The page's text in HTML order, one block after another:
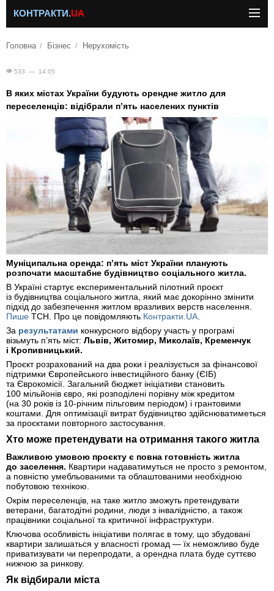
КОНТРАКТИ.UA
Головна Бізнес Нерухомість
533 — 14.05
В яких містах України будують орендне житло для
переселенців: відібрали п’ять населених пунктів
Муніципальна оренда: п’ять міст України планують
розпочати масштабне будівництво соціального житла.
В Україні стартує експериментальний пілотний проєкт
із будівництва соціального житла, який має докорінно змінити
підхід до забезпечення житлом вразливих верств населення.
Пише ТСН. Про це повідомляють Контракти.UA.
За результатами конкурсного відбору участь у програмі
візьмуть п’ять міст: Львів, Житомир, Миколаїв, Кременчук
і Кропивницький.
Проєкт розрахований на два роки і реалізується за фінансової
підтримки Європейського інвестиційного банку (ЄІБ)
та Єврокомісії. Загальний бюджет ініціативи становить
100 мільйонів євро, які розподілені порівну між кредитом
(на 30 років із 10-річним пільговим періодом) і грантовими
коштами. Для оптимізації витрат будівництво здійснюватиметься
за проєктами повторного застосування.
Хто може претендувати на отримання такого житла
Важливою умовою проєкту є повна готовність житла
до заселення. Квартири надаватимуться не просто з ремонтом,
а повністю умебльованими та облаштованими необхідною
побутовою технікою.
Окрім переселенців, на таке житло зможуть претендувати
ветерани, багатодітні родини, люди з інвалідністю, а також
працівники соціальної та критичної інфраструктури.
Ключова особливість ініціативи полягає в тому, що збудовані
квартири залишаться у власності громад — їх неможливо буде
приватизувати чи перепродати, а орендна плата буде суттєво
нижчою за ринкову.
Як відбирали міста